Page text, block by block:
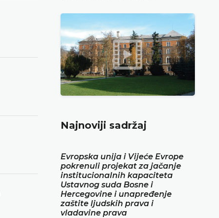
Najnoviji sadržaj
Evropska unija i Vijeće Evrope
pokrenuli projekat za jačanje
institucionalnih kapaciteta
Ustavnog suda Bosne i
Hercegovine i unapređenje
zaštite ljudskih prava i
vladavine prava